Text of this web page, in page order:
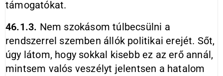
támogatókat.
46.1.3. Nem szokásom túlbecsülni a
rendszerrel szemben állók politikai erejét. Sőt,
úgy látom, hogy sokkal kisebb ez az erő annál,
mintsem valós veszélyt jelentsen a hatalom